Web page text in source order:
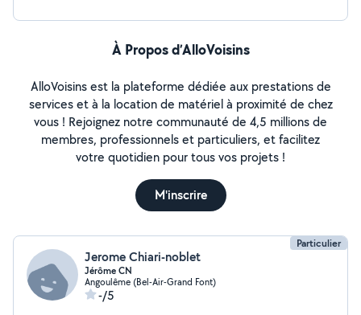
À Propos d’AlloVoisins
AlloVoisins est la plateforme dédiée aux prestations de
services et à la location de matériel à proximité de chez
vous ! Rejoignez notre communauté de 4,5 millions de
membres, professionnels et particuliers, et facilitez
votre quotidien pour tous vos projets !
M'inscrire
Particulier
Jerome Chiari-noblet
Jérôme CN
Angoulême (Bel-Air-Grand Font)
-/5